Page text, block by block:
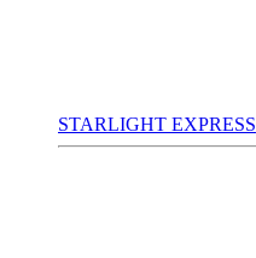
STARLIGHT EXPRESS